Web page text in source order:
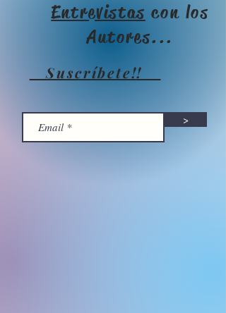
Entrevistas con los
Autores...
Suscríbete!!
>